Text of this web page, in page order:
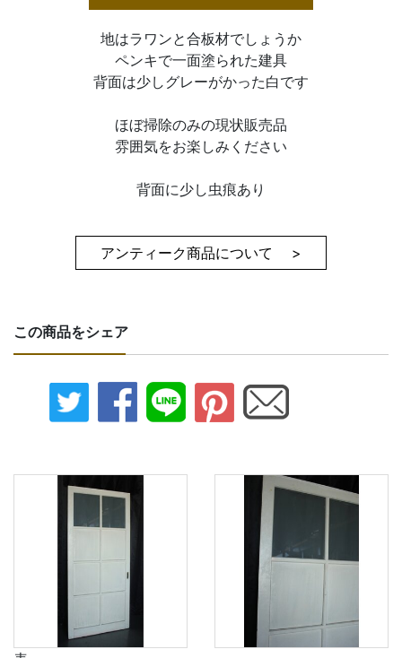
地はラワンと合板材でしょうか
ペンキで一面塗られた建具
背面は少しグレーがかった白です
ほぼ掃除のみの現状販売品
雰囲気をお楽しみください
背面に少し虫痕あり
アンティーク商品について >
この商品をシェア